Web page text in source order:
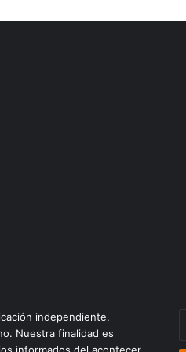
independiente,
Nuestra finalidad es